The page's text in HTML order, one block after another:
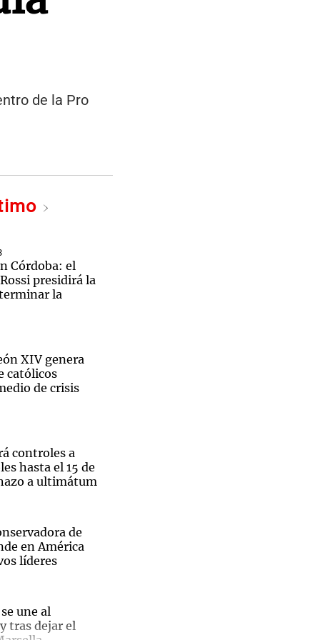
de la Pro
Córdoba: el
presidirá la
la
XIV genera
católicos
de crisis
controles a
hasta el 15 de
a ultimátum
de
en América
líderes
une al
tras dejar el